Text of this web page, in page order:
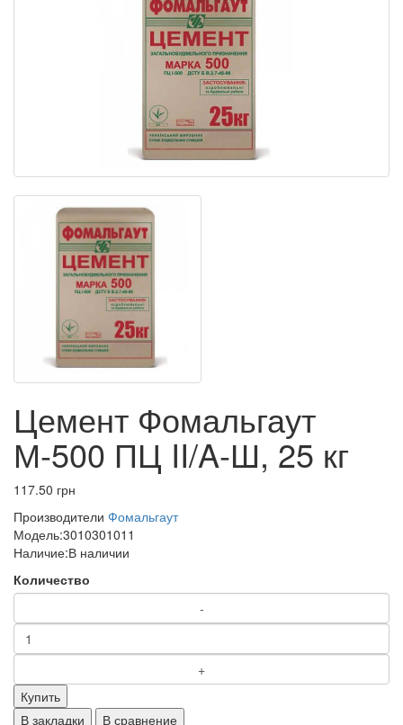
Цемент Фомальгаут
М-500 ПЦ II/A-Ш, 25 кг
117.50 грн
Производители Фомальгаут
Модель:3010301011
Наличие:В наличии
Количество
Купить
В закладки
В сравнение